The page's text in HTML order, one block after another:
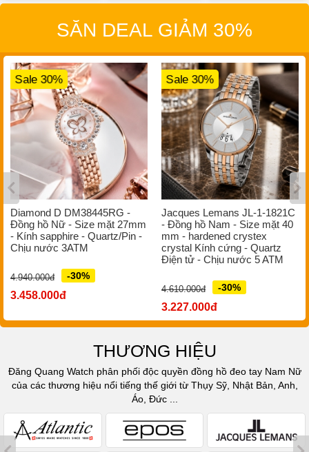
SĂN DEAL GIẢM 30%
Sale 30%
Diamond D DM38445RG -
Đồng hồ Nữ - Size mặt 27mm
- Kính sapphire - Quartz/Pin -
Chịu nước 3ATM
4.940.000đ -30%
3.458.000đ
Sale 30%
Jacques Lemans JL-1-1821C
- Đồng hồ Nam - Size mặt 40
mm - hardened crystex
crystal Kính cứng - Quartz
Điện tử - Chịu nước 5 ATM
4.610.000đ -30%
3.227.000đ
THƯƠNG HIỆU
Đăng Quang Watch phân phối độc quyền đồng hồ đeo tay Nam Nữ
của các thương hiệu nổi tiếng thế giới từ Thụy Sỹ, Nhật Bản, Anh,
Áo, Đức ...